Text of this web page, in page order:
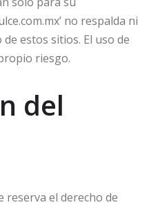
no respalda ni
estos sitios. El uso de
riesgo.
del
reserva el derecho de